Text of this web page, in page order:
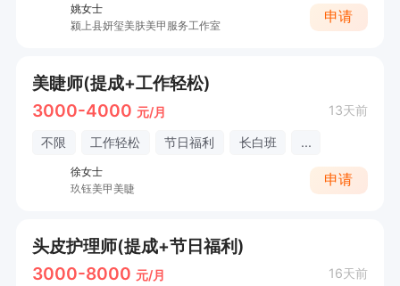
姚女士
颍上县妍玺美肤美甲服务工作室
申请
美睫师(提成+工作轻松)
3000-4000 元/月 13天前
不限 工作轻松 节日福利 长白班 ...
徐女士
玖钰美甲美睫
申请
头皮护理师(提成+节日福利)
3000-8000 元/月 16天前